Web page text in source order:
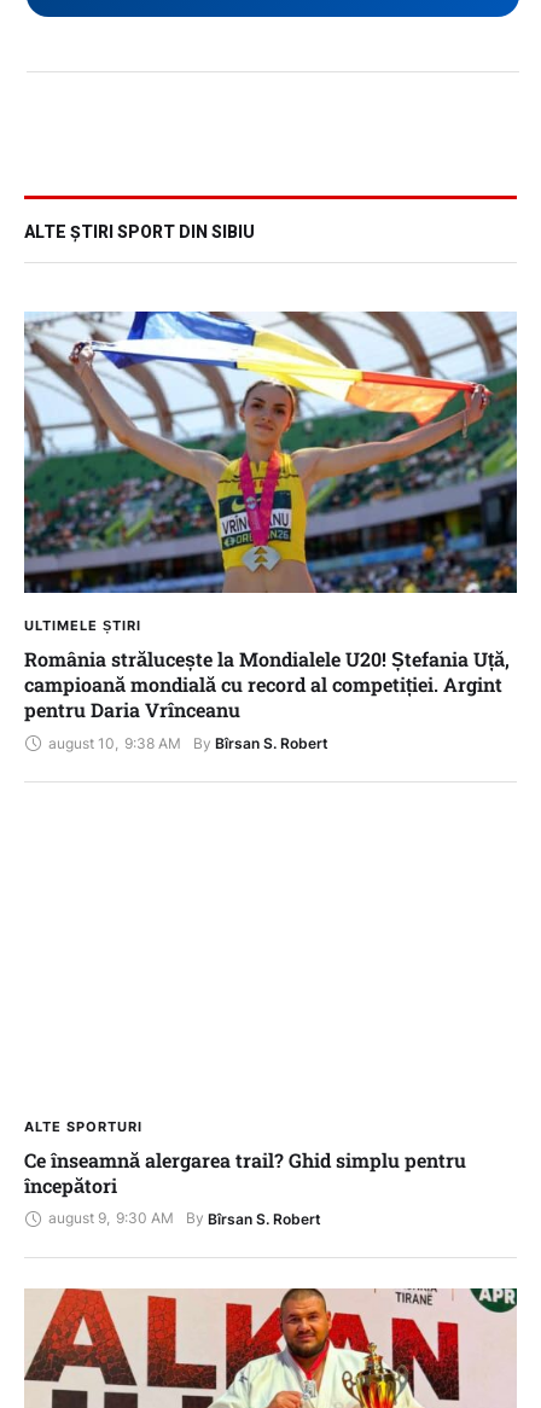
ALTE ȘTIRI SPORT DIN SIBIU
ULTIMELE ȘTIRI
România strălucește la Mondialele U20! Ștefania Uță,
campioană mondială cu record al competiției. Argint
pentru Daria Vrînceanu
august 10 9:38 AM By Bîrsan S. Robert
ALTE SPORTURI
Ce înseamnă alergarea trail? Ghid simplu pentru
începători
august 9, 9:30 AM By Bîrsan S. Robert